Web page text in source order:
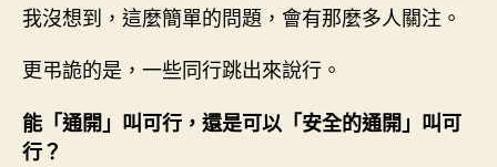
我沒想到，這麼簡單的問題，會有那麼多人關注。
更弔詭的是，一些同行跳出來說行。
能「通開」叫可行，還是可以「安全的通開」叫可
行？